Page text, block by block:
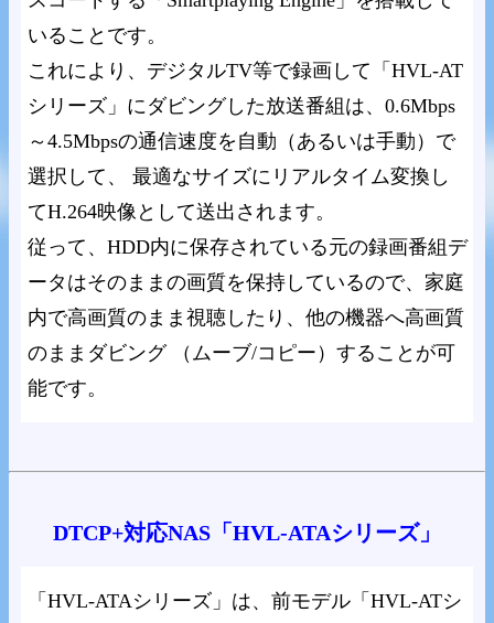
いることです。
これにより、デジタルTV等で録画して「HVL-AT
シリーズ」にダビングした放送番組は、0.6Mbps
～4.5Mbpsの通信速度を自動（あるいは手動）で
選択して、 最適なサイズにリアルタイム変換し
てH.264映像として送出されます。
従って、HDD内に保存されている元の録画番組デ
ータはそのままの画質を保持しているので、家庭
内で高画質のまま視聴したり、他の機器へ高画質
のままダビング （ムーブ/コピー）することが可
能です。
DTCP+対応NAS「HVL-ATAシリーズ」
「HVL-ATAシリーズ」は、前モデル「HVL-ATシ